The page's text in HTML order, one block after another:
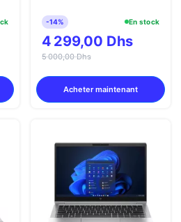
-14% En stock
4 299,00 Dhs
5 000,00 Dhs
Acheter maintenant